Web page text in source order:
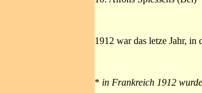
1912 war das letze Jahr,
* in Frankreich 1912